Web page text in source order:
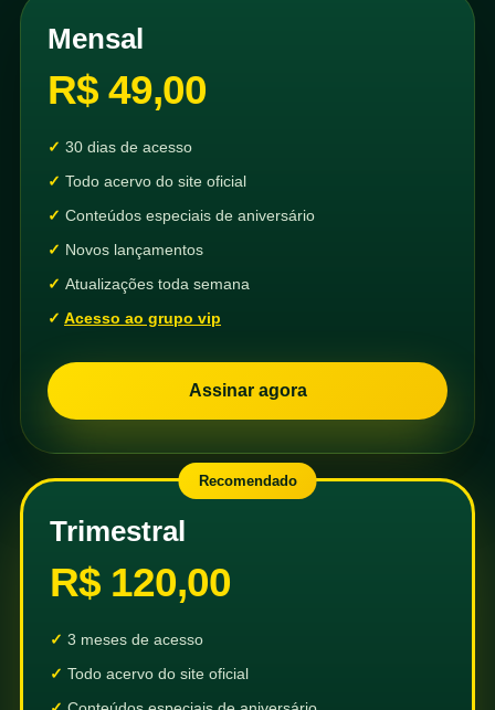
Mensal
R$ 49,00
30 dias de acesso
Todo acervo do site oficial
Conteúdos especiais de aniversário
Novos lançamentos
Atualizações toda semana
Acesso ao grupo vip
Assinar agora
Recomendado
Trimestral
R$ 120,00
3 meses de acesso
Todo acervo do site oficial